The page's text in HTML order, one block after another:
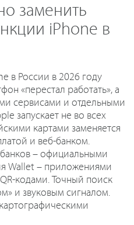
заменить
iPhone в
в России в 2026 году
«перестал работать», а
сервисами и отдельными
запускает не во всех
картами заменяется
и веб-банком.
– официальными
Wallet – приложениями
кодами. Точный поиск
и звуковым сигналом.